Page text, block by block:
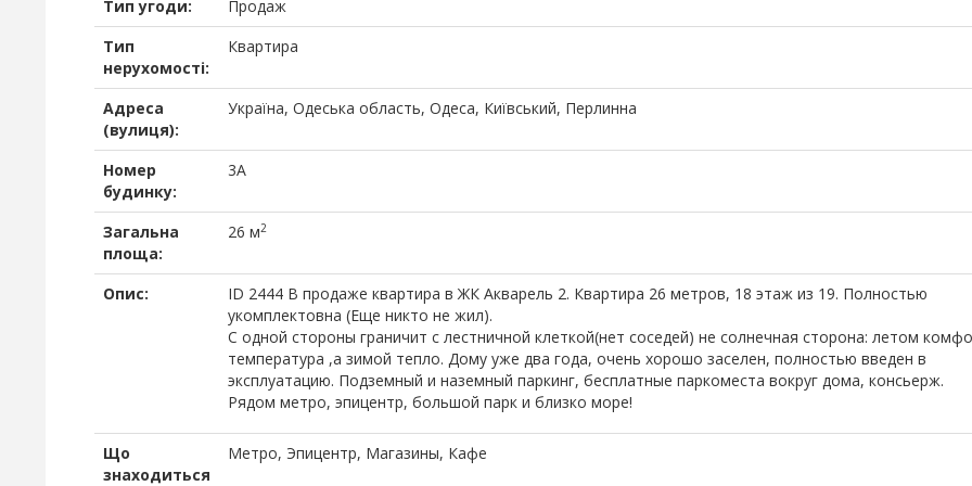
Тип угоди:
Продаж
Тип
нерухомості:
Квартира
Адреса
(вулиця):
Україна, Одеська область, Одеса, Київський, Перлинна
Номер
будинку:
3А
Загальна
площа:
26 м2
Опис:
ID 2444 В продаже квартира в ЖК Акварель 2. Квартира 26 метров, 18 этаж из 19. Полностью
укомплектовна (Еще никто не жил).
С одной стороны граничит с лестничной клеткой(нет соседей) не солнечная сторона: летом
температура ,а зимой тепло. Дому уже два года, очень хорошо заселен, полностью введен в
эксплуатацию. Подземный и наземный паркинг, бесплатные паркоместа вокруг дома, консьерж.
Рядом метро, эпицентр, большой парк и близко море!
Що
знаходиться
Метро, Эпицентр, Магазины, Кафе